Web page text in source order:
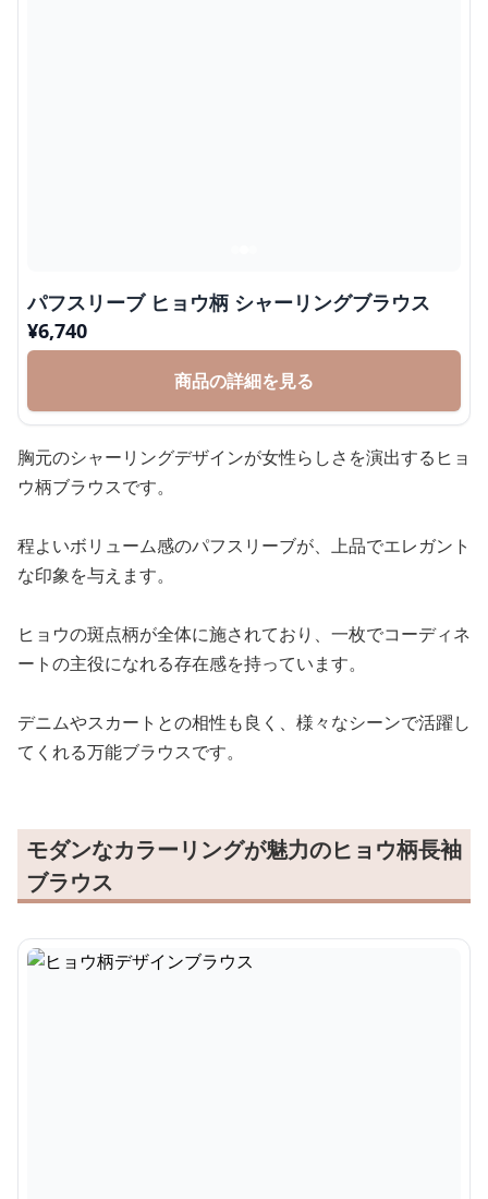
パフスリーブ ヒョウ柄 シャーリングブラウス
¥6,740
商品の詳細を見る
胸元のシャーリングデザインが女性らしさを演出するヒョ
ウ柄ブラウスです。
程よいボリューム感のパフスリーブが、上品でエレガント
な印象を与えます。
ヒョウの斑点柄が全体に施されており、一枚でコーディネ
ートの主役になれる存在感を持っています。
デニムやスカートとの相性も良く、様々なシーンで活躍し
てくれる万能ブラウスです。
モダンなカラーリングが魅力のヒョウ柄長袖
ブラウス